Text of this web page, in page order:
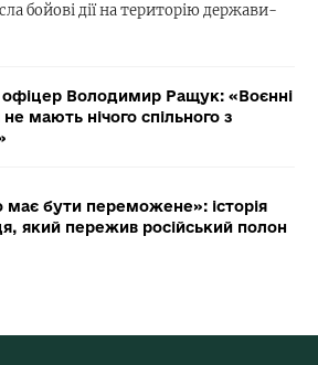
бойові дії на територію держави-
офіцер Володимир Ращук: «Воєнні
мають нічого спільного з
має бути переможене»: історія
який пережив російський полон